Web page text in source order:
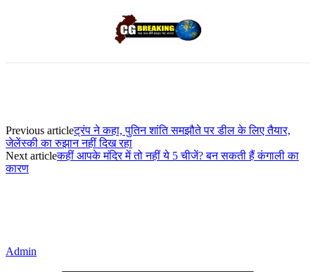
Previous articleट्रंप ने कहा, पुतिन शांति समझौते पर डील के लिए तैयार,
जेलेंस्की का रुझान नहीं दिख रहा
Next articleकहीं आपके मंदिर में तो नहीं ये 5 चीजें? बन सकती हैं कंगाली का
कारण
Admin